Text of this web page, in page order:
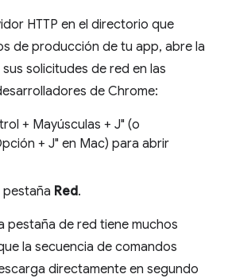
HTTP en el directorio que
de producción de tu app, abre la
solicitudes de red en las
de Chrome:
+ Mayúsculas + J" (o
+ J" en Mac) para abrir
pestaña Red.
pestaña de red tiene muchos
la secuencia de comandos
directamente en segundo